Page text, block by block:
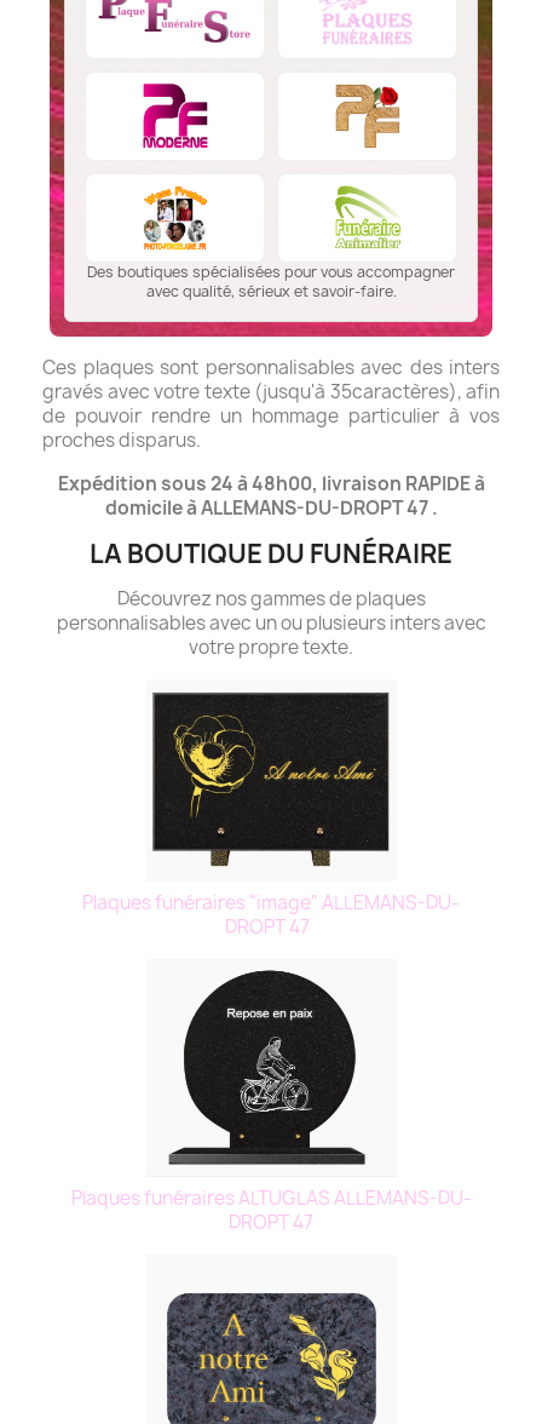
Des boutiques spécialisées pour vous accompagner
avec qualité, sérieux et savoir-faire.
Ces plaques sont personnalisables avec des inters
gravés avec votre texte (jusqu'à 35caractères), afin
de pouvoir rendre un hommage particulier à vos
proches disparus.
Expédition sous 24 à 48h00, livraison RAPIDE à
domicile à ALLEMANS-DU-DROPT 47 .
LA BOUTIQUE DU FUNÉRAIRE
Découvrez nos gammes de plaques
personnalisables avec un ou plusieurs inters avec
votre propre texte.
Plaques funéraires "image" ALLEMANS-DU-
DROPT 47
Plaques funéraires ALTUGLAS ALLEMANS-DU-
DROPT 47